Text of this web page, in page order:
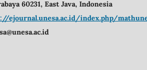
60231, East Java, Indonesia
ejournal.unesa.ac.id/index.php/